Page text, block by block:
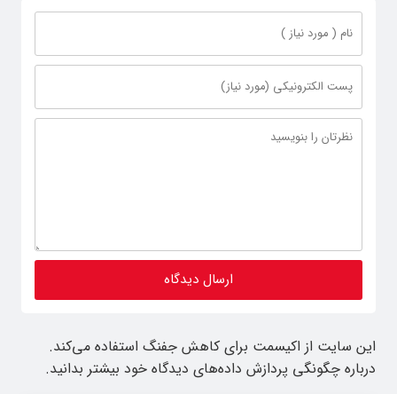
این سایت از اکیسمت برای کاهش جفنگ استفاده می‌کند.
درباره چگونگی پردازش داده‌های دیدگاه خود بیشتر بدانید.